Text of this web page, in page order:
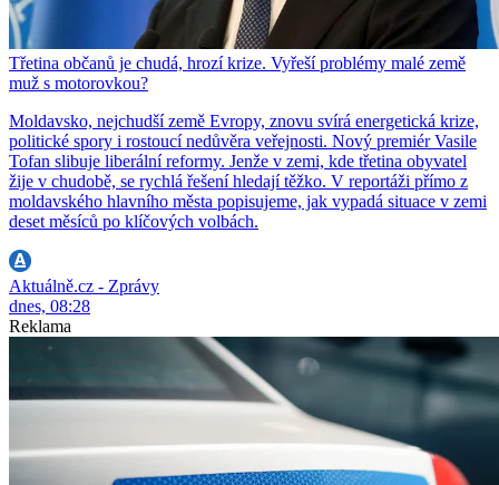
Třetina občanů je chudá, hrozí krize. Vyřeší problémy malé země
muž s motorovkou?
Moldavsko, nejchudší země Evropy, znovu svírá energetická krize,
politické spory i rostoucí nedůvěra veřejnosti. Nový premiér Vasile
Tofan slibuje liberální reformy. Jenže v zemi, kde třetina obyvatel
žije v chudobě, se rychlá řešení hledají těžko. V reportáži přímo z
moldavského hlavního města popisujeme, jak vypadá situace v zemi
deset měsíců po klíčových volbách.
Aktuálně.cz - Zprávy
dnes, 08:28
Reklama